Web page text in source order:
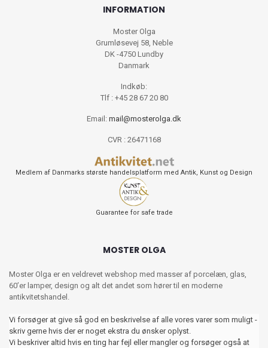
INFORMATION
Moster Olga
Grumløsevej 58, Neble
DK -4750 Lundby
Danmark
Indkøb:
Tlf : +45 28 67 20 80
Email: mail@mosterolga.dk
CVR : 26471168
Medlem af Danmarks største handelsplatform med Antik, Kunst og Design
Guarantee for safe trade
MOSTER OLGA
Moster Olga er en veldrevet webshop med masser af porcelæn, glas,
60’er lamper, design og alt det andet som hører til en moderne
antikvitetshandel.
Vi forsøger at give så god en beskrivelse af alle vores varer som muligt -
skriv gerne hvis der er noget ekstra du ønsker oplyst.
Vi beskriver altid hvis en ting har fejl eller mangler og forsøger også at